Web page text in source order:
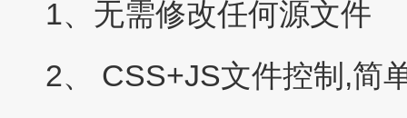
1、无需修改任何源文件
2、 CSS+JS文件控制,简